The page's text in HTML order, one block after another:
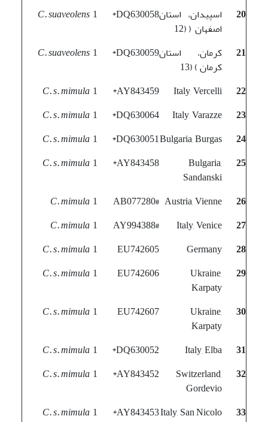
20
اسپیدان، استان
اصفهان ( (12
DQ630058*
1
C. suaveolens
21
کرمان، استان
کرمان ) (13
DQ630059*
1
C. suaveolens
22
Italy, Vercelli
AY843459*
1
C. s. mimula
23
Italy, Varazze
DQ630064*
1
C. s. mimula
24
Bulgaria, Burgas
DQ630051*
1
C. s. mimula
25
Bulgaria,
Sandanski
AY843458*
1
C. s. mimula
26
Austria, Vienne
AB077280#
1
C. mimula
27
Italy, Venice
AY994388#
1
C. mimula
28
Germany
EU742605
1
C. s. mimula
29
Ukraine,
Karpaty
EU742606
1
C. s. mimula
30
Ukraine,
Karpaty
EU742607
1
C. s. mimula
31
Italy, Elba
DQ630052*
1
C. s. mimula
32
Switzerland,
Gordevio
AY843452*
1
C. s. mimula
33
Italy, San Nicolo
AY843453*
1
C. s. mimula